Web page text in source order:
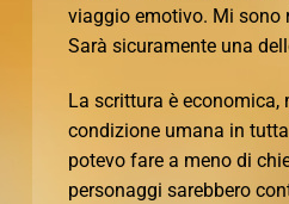
viaggio emotivo. Mi sono
Sarà sicuramente una
La scrittura è economica,
condizione umana in
potevo fare a meno di
personaggi sarebbero